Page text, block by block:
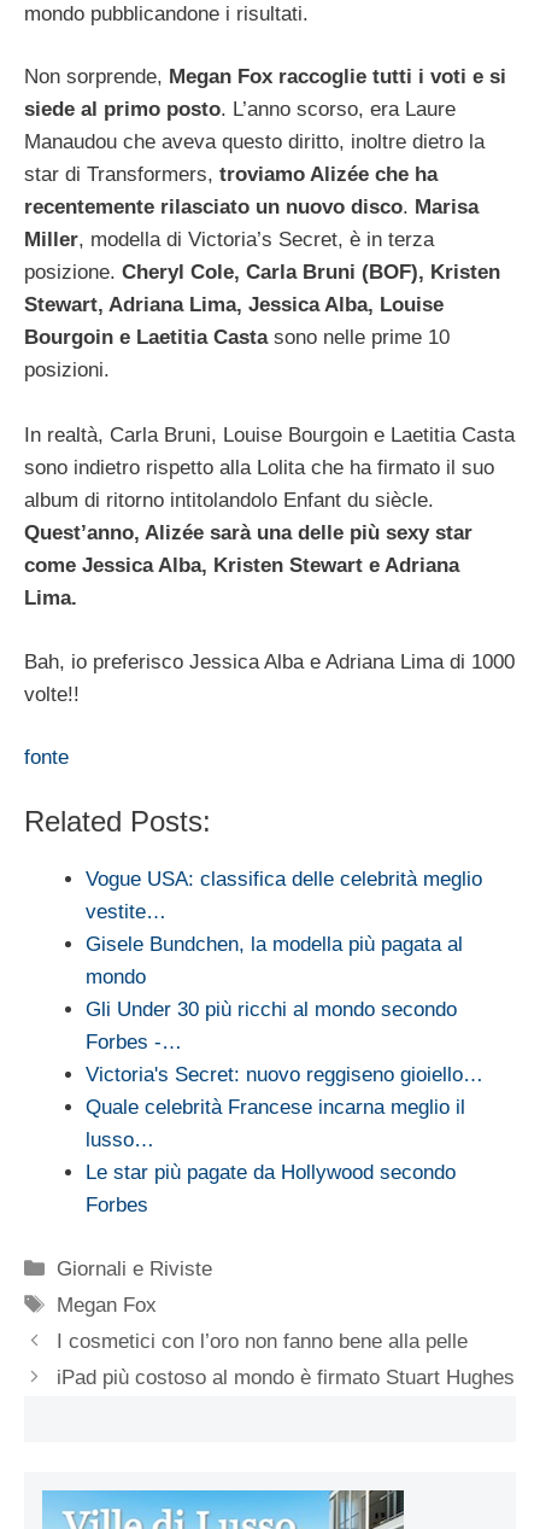
mondo pubblicandone i risultati.
Non sorprende, Megan Fox raccoglie tutti i voti e si
siede al primo posto. L’anno scorso, era Laure
Manaudou che aveva questo diritto, inoltre dietro la
star di Transformers, troviamo Alizée che ha
recentemente rilasciato un nuovo disco. Marisa
Miller, modella di Victoria’s Secret, è in terza
posizione. Cheryl Cole, Carla Bruni (BOF), Kristen
Stewart, Adriana Lima, Jessica Alba, Louise
Bourgoin e Laetitia Castasono nelle prime 10
posizioni.
In realtà, Carla Bruni, Louise Bourgoin e Laetitia Casta
sono indietro rispetto alla Lolita che ha firmato il suo
album di ritorno intitolandolo Enfant du siècle.
Quest’anno, Alizée sarà una delle più sexy star
come Jessica Alba, Kristen Stewart e Adriana
Lima.
Bah, io preferisco Jessica Alba e Adriana Lima di 1000
volte!!
fonte
Related Posts:
Vogue USA: classifica delle celebrità meglio
vestite…
Gisele Bundchen, la modella più pagata al
mondo
Gli Under 30 più ricchi al mondo secondo
Forbes -…
Victoria's Secret: nuovo reggiseno gioiello…
Quale celebrità Francese incarna meglio il
lusso…
Le star più pagate da Hollywood secondo
Forbes
Categorie
Giornali e Riviste
Tag
Megan Fox
I cosmetici con l’oro non fanno bene alla pelle
iPad più costoso al mondo è firmato Stuart Hughes